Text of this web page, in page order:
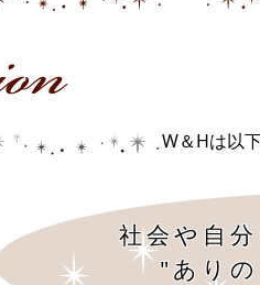
W＆Hは以
社会や自
"あり